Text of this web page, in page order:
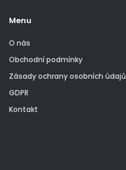
Menu
O nás
Obchodní podmínky
Zásady ochrany osobních údajů
GDPR
Kontakt